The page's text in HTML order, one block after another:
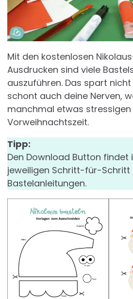
Mit den kostenlosen
Ausdrucken sind viele
auszuführen. Das spart
schont auch deine Nerven,
manchmal etwas stressigen
Vorweihnachtszeit.
Tipp:
Den Download Button findet
jeweiligen Schritt-für-Schritt
Bastelanleitungen.